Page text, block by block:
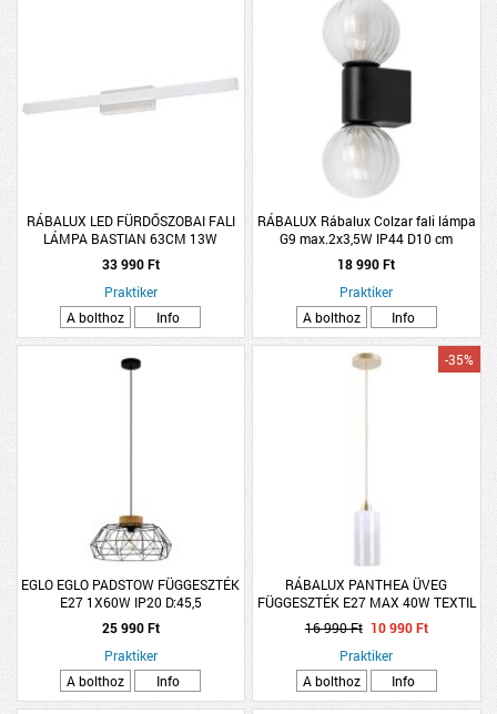
RÁBALUX LED FÜRDŐSZOBAI FALI
LÁMPA BASTIAN 63CM 13W
1120LM 4000K IP44 KRÓM
33 990 Ft
Praktiker
A bolthoz
Info
RÁBALUX Rábalux Colzar fali lámpa
G9 max.2x3,5W IP44 D10 cm
27x11cm matt fekete
18 990 Ft
Praktiker
A bolthoz
Info
EGLO EGLO PADSTOW FÜGGESZTÉK
E27 1X60W IP20 D:45,5
FÉNYFORRÁS NÉLKÜL FA/FEKETE
25 990 Ft
Praktiker
A bolthoz
Info
RÁBALUX PANTHEA ÜVEG
FÜGGESZTÉK E27 MAX 40W TEXTIL
KÁBEL ARANY
-35%
16 990 Ft 10 990 Ft
Praktiker
A bolthoz
Info